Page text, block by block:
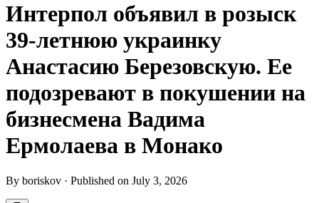
Интерпол объявил в розыск
39-летнюю украинку
Анастасию Березовскую. Ее
подозревают в покушении на
бизнесмена Вадима
Ермолаева в Монако
By boriskov · Published on July 3, 2026